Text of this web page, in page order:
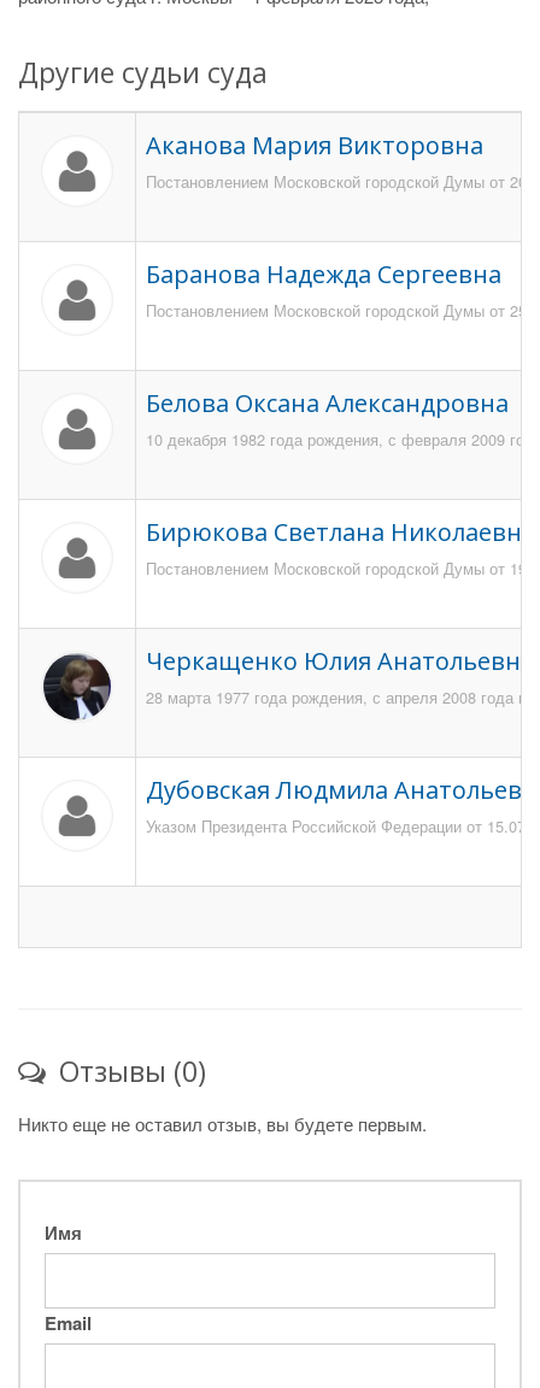
Другие судьи суда
Аканова Мария Викторовна
Постановлением Московской городской Думы от 20
Баранова Надежда Сергеевна
Постановлением Московской городской Думы от
Белова Оксана Александровна
10 декабря 1982 года рождения, с февраля 2009
Бирюкова Светлана Николаевна
Постановлением Московской городской Думы от 19
Черкащенко Юлия Анатольевна
28 марта 1977 года рождения, с апреля 2008 года
Дубовская Людмила
Указом Президента Российской Федерации от
Отзывы (0)
Никто еще не оставил отзыв, вы будете первым.
Имя
Email